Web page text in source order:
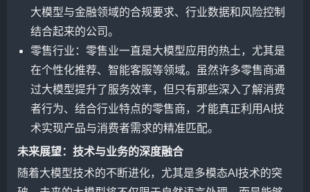
大模型与金融领域的合规要求、行业数据和风险控制
结合起来的公司。
零售行业：零售业一直是大模型应用的热土，尤其是
在个性化推荐、智能客服等领域。虽然许多零售商通
过大模型提升了服务效率，但只有那些深入了解消费
者行为、结合行业特点的零售商，才能真正利用AI技
术实现产品与消费者需求的精准匹配。
未来展望：技术与业务的深度融合
随着大模型技术的不断进化，尤其是多模态AI技术的突